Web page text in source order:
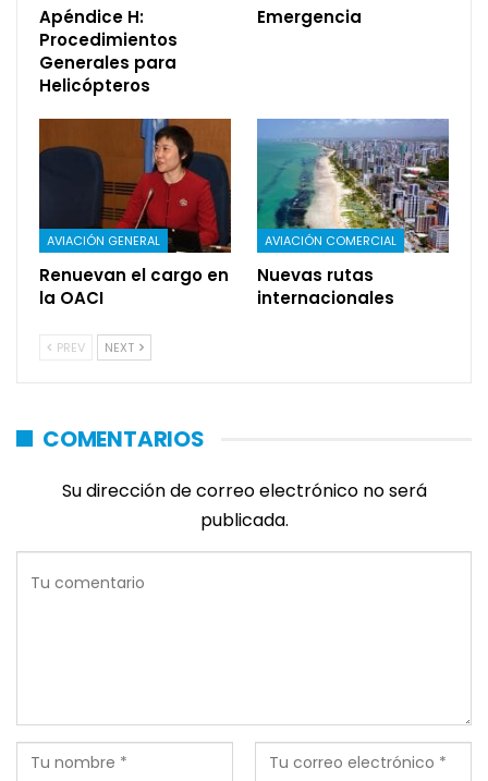
Apéndice H:
Procedimientos
Generales para
Helicópteros
Emergencia
AVIACIÓN GENERAL
Renuevan el cargo en
la OACI
AVIACIÓN COMERCIAL
Nuevas rutas
internacionales
PREV NEXT
COMENTARIOS
Su dirección de correo electrónico no será
publicada.